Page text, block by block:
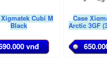
Xigmatek Cubi M
Black
vnđ
Case
Arctic 3GF